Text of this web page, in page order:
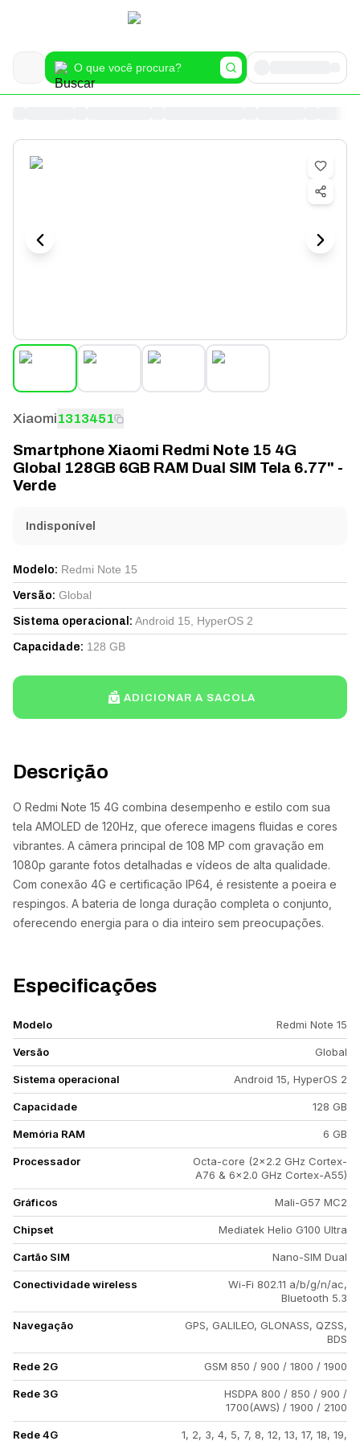
Descrição
O Redmi Note 15 4G combina desempenho e estilo com sua
tela AMOLED de 120Hz, que oferece imagens fluidas e cores
vibrantes. A câmera principal de 108 MP com gravação em
1080p garante fotos detalhadas e vídeos de alta qualidade.
Com conexão 4G e certificação IP64, é resistente a poeira e
respingos. A bateria de longa duração completa o conjunto,
oferecendo energia para o dia inteiro sem preocupações.
Especificações
Modelo Redmi Note 15
Versão Global
Sistema operacional Android 15, HyperOS 2
Capacidade 128 GB
Memória RAM 6 GB
Processador
Octa-core (2x2.2 GHz Cortex-
A76 & 6x2.0 GHz Cortex-A55)
Gráficos Mali-G57 MC2
Chipset Mediatek Helio G100 Ultra
Cartão SIM Nano-SIM Dual
Conectividade wireless
Wi-Fi 802.11 a/b/g/n/ac,
Bluetooth 5.3
Navegação
GPS, GALILEO, GLONASS, QZSS,
BDS
Rede 2G GSM 850 / 900 / 1800 / 1900
Rede 3G
HSDPA 800 / 850 / 900 /
1700(AWS) / 1900 / 2100
Rede 4G 1, 2, 3, 4, 5, 7, 8, 12, 13, 17, 18, 19,
Xiaomi1313451
Smartphone Xiaomi Redmi Note 15 4G
Global 128GB 6GB RAM Dual SIM Tela 6.77" -
Verde
Indisponível
Modelo: Redmi Note 15
Versão: Global
Sistema operacional : Android 15, HyperOS 2
Capacidade: 128 GB
ADICIONAR A SACOLA